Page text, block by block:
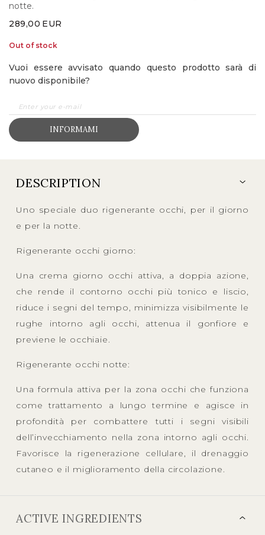
notte.
289,00 EUR
Out of stock
Vuoi essere avvisato quando questo prodotto sarà di
nuovo disponibile?
INFORMAMI
DESCRIPTION
Uno speciale duo rigenerante occhi, per il giorno
e per la notte.
Rigenerante occhi giorno:
Una crema giorno occhi attiva, a doppia azione,
che rende il contorno occhi più tonico e liscio,
riduce i segni del tempo, minimizza visibilmente le
rughe intorno agli occhi, attenua il gonfiore e
previene le occhiaie.
Rigenerante occhi notte:
Una formula attiva per la zona occhi che funziona
come trattamento a lungo termine e agisce in
profondità per combattere tutti i segni visibili
dell’invecchiamento nella zona intorno agli occhi.
Favorisce la rigenerazione cellulare, il drenaggio
cutaneo e il miglioramento della circolazione.
ACTIVE INGREDIENTS